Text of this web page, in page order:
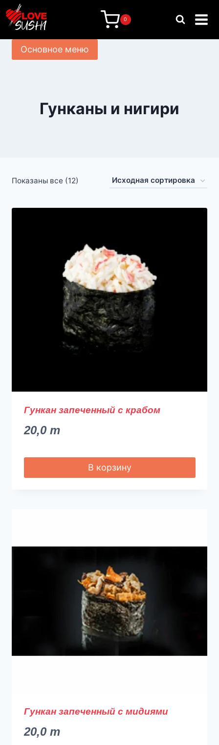
Перейти
содержимому
0
Основное меню
Гунканы и нигири
Показаны все (12)
Гункан запеченный с крабом
20,0 m
В корзину
Гункан запеченный с мидиями
20,0 m